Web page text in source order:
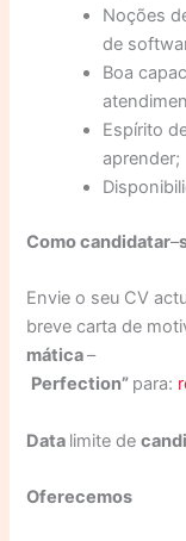
Noções
de
Boa
Espírito
aprender;
Comocandidatar–
Envie o seu CV
breve carta de
mática–
Perfection” para:
Data limite de
Oferecemos